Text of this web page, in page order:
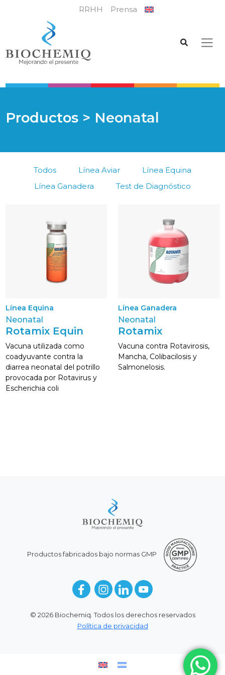
RRHH Prensa
Productos > Neonatal
Todos Línea Aviar
Línea Equina
Línea Ganadera
Test de Diagnóstico
Línea Equina
Neonatal
Rotamix Equin
Vacuna utilizada como
coadyuvante contra la
diarrea neonatal del potrillo
provocada por Rotavirus y
Escherichia coli
Línea Ganadera
Neonatal
Rotamix
Vacuna contra Rotavirosis,
Mancha, Colibacilosis y
Salmonelosis.
Productos fabricados bajo normas GMP
© 2026 Biochemiq. Todos los derechos reservados
Política de privacidad